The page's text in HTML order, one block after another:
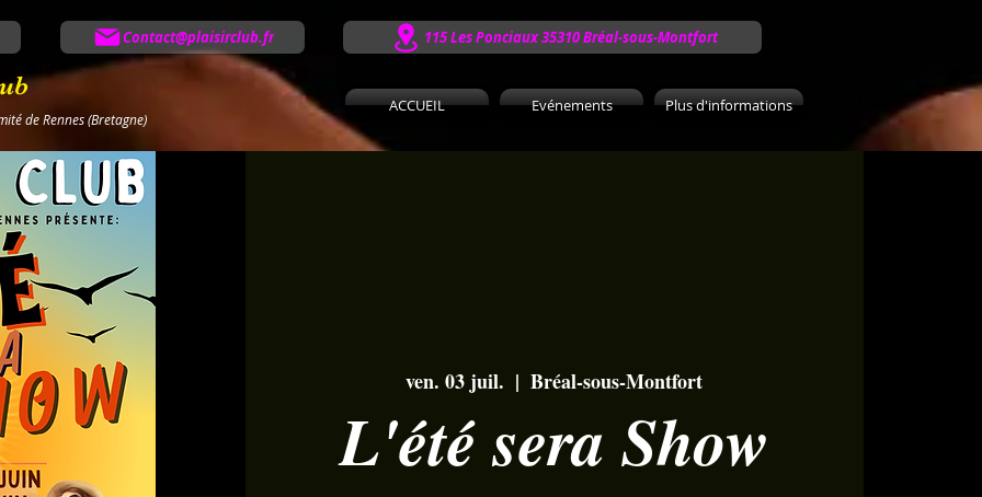
de Rennes (Bretagne)
ACCUEIL Evénements Plus d'informations
Contact@plaisirclub.fr 115 Les Ponciaux 35310 Bréal-sous-Montfort
ven. 03 juil.
  |
Bréal-sous-Montfort
L'été sera Show